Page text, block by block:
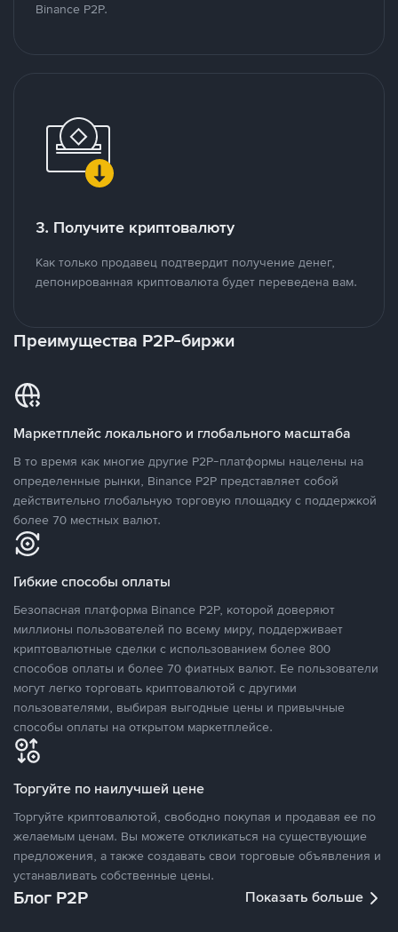
Binance P2P.
3. Получите криптовалюту
Как только продавец подтвердит получение денег,
депонированная криптовалюта будет переведена вам.
Преимущества P2P-биржи
Маркетплейс локального и глобального масштаба
В то время как многие другие P2P-платформы нацелены на
определенные рынки, Binance P2P представляет собой
действительно глобальную торговую площадку с поддержкой
более 70 местных валют.
Гибкие способы оплаты
Безопасная платформа Binance P2P, которой доверяют
миллионы пользователей по всему миру, поддерживает
криптовалютные сделки с использованием более 800
способов оплаты и более 70 фиатных валют. Ее пользователи
могут легко торговать криптовалютой с другими
пользователями, выбирая выгодные цены и привычные
способы оплаты на открытом маркетплейсе.
Торгуйте по наилучшей цене
Торгуйте криптовалютой, свободно покупая и продавая ее по
желаемым ценам. Вы можете откликаться на существующие
предложения, а также создавать свои торговые объявления и
устанавливать собственные цены.
Блог P2P Показать больше